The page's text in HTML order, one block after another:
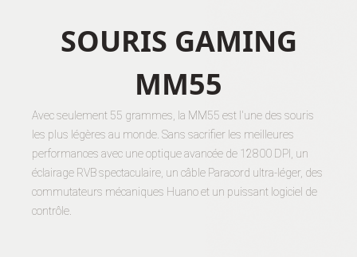
SOURIS GAMING
MM55
Avec seulement 55 grammes, la MM55 est l'une des souris
les plus légères au monde. Sans sacrifier les meilleures
performances avec une optique avancée de 12800 DPI, un
éclairage RVB spectaculaire, un câble Paracord ultra-léger, des
commutateurs mécaniques Huano et un puissant logiciel de
contrôle.